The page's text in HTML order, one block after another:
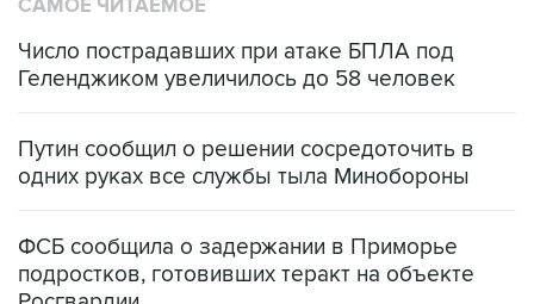
Путин сообщил о решении сосредоточить в
ФСБ сообщила о задержании в Приморье
Росгвардии